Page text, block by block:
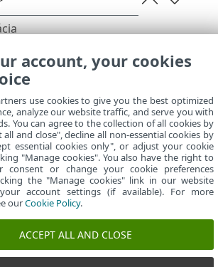
znalostí ESET ESET
s r. o. Všetky práva vyhradené.
account, your cookies
use cookies to give you the best optimized
analyze our website traffic, and serve you with
You can agree to the collection of all cookies by
all and close", decline all non-essential cookies by
essential cookies only", or adjust your cookie
"Manage cookies". You also have the right to
consent or change your cookie preferences
the "Manage cookies" link in our website
account settings (if available). For more
ourCookie Policy.
ACCEPT ALL AND CLOSE